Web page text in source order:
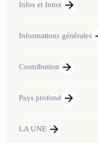
Infos et Intox
Informations générales
Contribution
Pays profond
LA UNE